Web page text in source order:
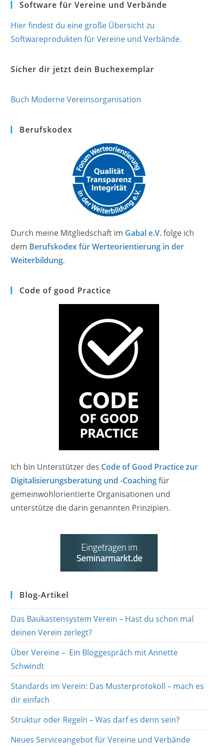
Software für Vereine und Verbände
Hier findest du eine große Übersicht zu
Softwareprodukten für Vereine und Verbände.
Sicher dir jetzt dein Buchexemplar
Buch Moderne Vereinsorganisation
Berufskodex
Durch meine Mitgliedschaft im Gabal e.V.folge ich
dem Berufskodex für Werteorientierung in der
Weiterbildung.
Code of good Practice
Ich bin Unterstützer des Code of Good Practice zur
Digitalisierungsberatung und -Coachingfür
gemeinwohlorientierte Organisationen und
unterstütze die darin genannten Prinzipien.
Blog-Artikel
Das Baukastensystem Verein – Hast du schon mal
deinen Verein zerlegt?
Über Vereine – Ein Bloggespräch mit Annette
Schwindt
Standards im Verein: Das Musterprotokoll – mach es
dir einfach
Struktur oder Regeln – Was darf es denn sein?
Neues Serviceangebot für Vereine und Verbände